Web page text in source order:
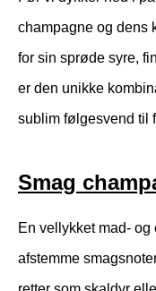
champagne og dens
for sin sprøde syre,
er den unikke
sublim følgesvend til
Smag
En vellykket mad-
afstemme